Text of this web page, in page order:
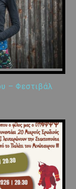
– Φεστιβάλ